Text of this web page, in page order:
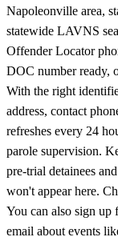
Napoleonville area,
statewide LAVNS
Offender Locator
DOC number ready,
With the right
address, contact
refreshes every 24
parole supervision.
pre-trial detainees
won't appear here.
You can also sign up
email about events